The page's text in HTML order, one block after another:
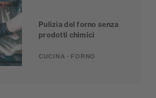
Pulizia del forno senza
prodotti chimici
CUCINA · FORNO